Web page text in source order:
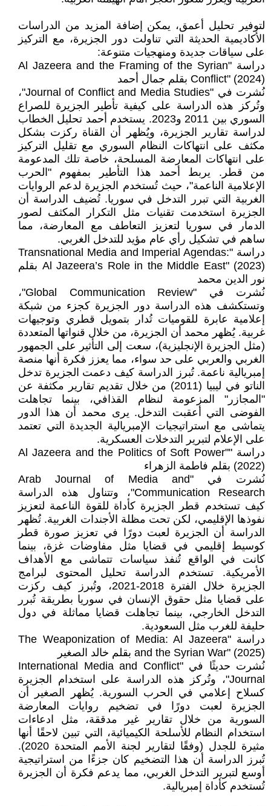
لتوفير تحليل أعمق، يمكن إضافة المزيد من الدراسات
الأكاديمية الحديثة التي تناولت دور الجزيرة، مع التركيز
على سياقات جديدة ومنهجيات متنوعة:
دراسة "Al Jazeera and the Framing of the Syrian
Conflict" (2024) بقلم جمال أحمد
نُشرت في "Journal of Conflict and Media Studies"،
وتُركز هذه الدراسة على كيفية تأطير الجزيرة للصراع
السوري بين 2011 و2023. يستخدم أحمد تحليل الخطاب
لدراسة تقارير الجزيرة، ويُظهر أن القناة ركزت بشكل
مكثف على انتهاكات النظام السوري مع تقليل التركيز
على انتهاكات المعارضة المسلحة، خاصة تلك المدعومة
من قطر. يربط أحمد هذا التأطير بمفهوم "الحرب
الإعلامية الناعمة"، حيث تُستخدم الجزيرة لدعم الروايات
الغربية التي تبرر التدخل في سوريا. تُضيف الدراسة أن
الجزيرة استخدمت تقنيات مثل التكرار المكثف لصور
الدمار في سوريا لتعزيز التعاطف مع المعارضة، مما
ساهم في تشكيل رأي عام مؤيد للتدخل الغربي.
دراسة "Transnational Media and Imperial Agendas:
Al Jazeera’s Role in the Middle East" (2023) بقلم
نور الدين محمد
نُشرت في "Global Communication Review"،
وتستكشف هذه الدراسة دور الجزيرة كجزء من شبكة
إعلامية عابرة للقوميات تُدار بتمويل قطري وتوجيهات
غربية. يُظهر محمد أن الجزيرة، من خلال قنواتها المتعددة
(مثل الجزيرة الإنجليزية)، سعت إلى التأثير على الجمهور
الغربي والعربي على حد سواء، مما يعزز فكرة أنها منصة
إمبريالية ناعمة. تُبرز الدراسة كيف دعمت الجزيرة تدخل
الناتو في ليبيا (2011) من خلال تقديم تقارير مكثفة عن
"المجازر" المزعومة لنظام القذافي، بينما تجاهلت
الفوضى التي أعقبت التدخل. يرى محمد أن هذا الدور
يتماشى مع استراتيجيات الإمبريالية الجديدة التي تعتمد
على الإعلام لتبرير التدخلات العسكرية.
دراسة "Al Jazeera and the Politics of Soft Power"
(2022) بقلم فاطمة الزهراء
نُشرت في "Arab Journal of Media and
Communication Research"، وتتناول هذه الدراسة
كيف تستخدم قطر الجزيرة كأداة للقوة الناعمة لتعزيز
نفوذها الإقليمي، لكن تحت مظلة الأجندات الغربية. تُظهر
الدراسة أن الجزيرة لعبت دورًا في تعزيز صورة قطر
كوسيط إقليمي في قضايا مثل مفاوضات غزة، بينما
كانت في الواقع تُنفذ سياسات تتماشى مع الأهداف
الأمريكية. تستخدم الدراسة تحليل المحتوى لبرامج
الجزيرة خلال الفترة 2018-2021، وتُبرز كيف ركزت
على قضايا مثل حقوق الإنسان في سوريا بطريقة تُبرر
التدخل الخارجي، بينما تجاهلت قضايا مماثلة في دول
حليفة للغرب مثل السعودية.
دراسة "The Weaponization of Media: Al Jazeera
and the Syrian War" (2025) بقلم خالد الصغير
نُشرت حديثًا في "International Media and Conflict
Journal"، وتُركز هذه الدراسة على استخدام الجزيرة
كسلاح إعلامي في الحرب السورية. يُظهر الصغير أن
الجزيرة لعبت دورًا في تضخيم روايات المعارضة
السورية من خلال تقارير غير مدققة، مثل ادعاءات
استخدام النظام للأسلحة الكيميائية، التي تبين لاحقًا أنها
مثيرة للجدل (وفقًا لتقارير لجنة الأمم المتحدة 2020).
تُبرز الدراسة أن هذا التضخيم كان جزءًا من استراتيجية
أوسع لتبرير التدخل الغربي، مما يدعم فكرة أن الجزيرة
تُستخدم كأداة إمبريالية.